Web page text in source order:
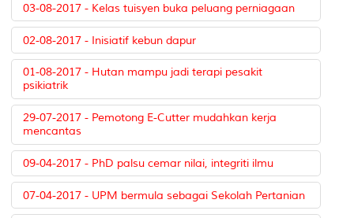
03-08-2017 - Kelas tuisyen buka peluang perniagaan
02-08-2017 - Inisiatif kebun dapur
01-08-2017 - Hutan mampu jadi terapi pesakit
psikiatrik
29-07-2017 - Pemotong E-Cutter mudahkan kerja
mencantas
09-04-2017 - PhD palsu cemar nilai, integriti ilmu
07-04-2017 - UPM bermula sebagai Sekolah Pertanian